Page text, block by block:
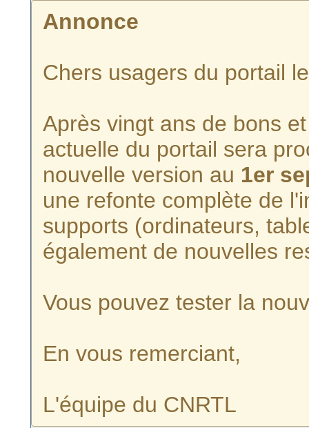
Annonce
Chers usagers du portail
Après vingt ans de bons
actuelle du portail sera
nouvelle version au 1er
une refonte complète de
supports (ordinateurs,
également de nouvelles
Vous pouvez tester la
En vous remerciant,
L'équipe du CNRTL